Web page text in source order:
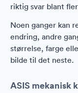
riktig svar blant
Noen ganger kan
endring, andre
størrelse, farge
bilde til det neste.
ASIS mekanisk